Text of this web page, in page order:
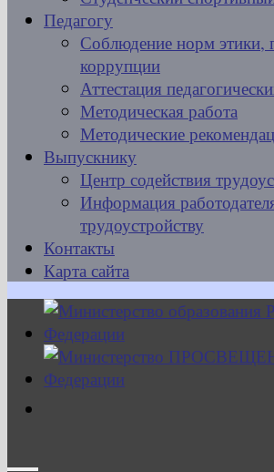
Педагогу
Соблюдение норм этики,
коррупции
Аттестация
Методическая работа
Методические
Выпускнику
Центр содействия
Информация
трудоустройству
Контакты
Карта сайта